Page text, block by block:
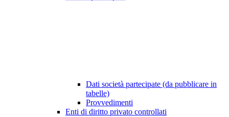
Dati società partecipate (da pubblicare in
tabelle)
Provvedimenti
Enti di diritto privato controllati